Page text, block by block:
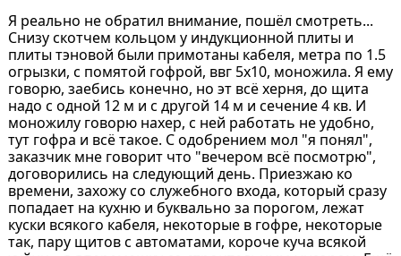
Я реально не обратил внимание, пошёл смотреть...
Снизу скотчем кольцом у индукционной плиты и
плиты тэновой были примотаны кабеля, метра по 1.5
огрызки, с помятой гофрой, ввг 5x10, моножила. Я ему
говорю, заебись конечно, но эт всё херня, до щита
надо с одной 12 м и с другой 14 м и сечение 4 кв. И
моножилу говорю нахер, с ней работать не удобно,
тут гофра и всё такое. С одобрением мол "я понял",
заказчик мне говорит что "вечером всё посмотрю",
договорились на следующий день. Приезжаю ко
времени, захожу со служебного входа, который сразу
попадает на кухню и буквально за порогом, лежат
куски всякого кабеля, некоторые в гофре, некоторые
так, пару щитов с автоматами, короче куча всякой